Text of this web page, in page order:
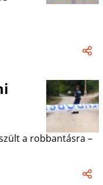
a robbantásra –